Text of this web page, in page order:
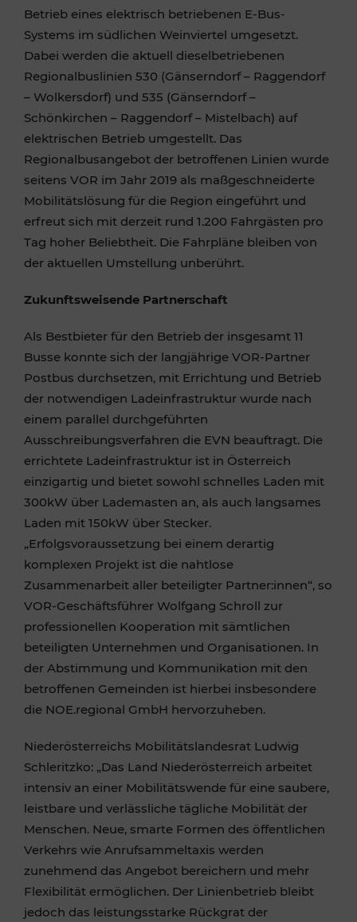
Betrieb eines elektrisch betriebenen E-Bus-
Systems im südlichen Weinviertel umgesetzt.
Dabei werden die aktuell dieselbetriebenen
Regionalbuslinien 530 (Gänserndorf – Raggendorf
– Wolkersdorf) und 535 (Gänserndorf –
Schönkirchen – Raggendorf – Mistelbach) auf
elektrischen Betrieb umgestellt. Das
Regionalbusangebot der betroffenen Linien wurde
seitens VOR im Jahr 2019 als maßgeschneiderte
Mobilitätslösung für die Region eingeführt und
erfreut sich mit derzeit rund 1.200 Fahrgästen pro
Tag hoher Beliebtheit. Die Fahrpläne bleiben von
der aktuellen Umstellung unberührt.
Zukunftsweisende Partnerschaft
Als Bestbieter für den Betrieb der insgesamt 11
Busse konnte sich der langjährige VOR-Partner
Postbus durchsetzen, mit Errichtung und Betrieb
der notwendigen Ladeinfrastruktur wurde nach
einem parallel durchgeführten
Ausschreibungsverfahren die EVN beauftragt. Die
errichtete Ladeinfrastruktur ist in Österreich
einzigartig und bietet sowohl schnelles Laden mit
300kW über Lademasten an, als auch langsames
Laden mit 150kW über Stecker.
„Erfolgsvoraussetzung bei einem derartig
komplexen Projekt ist die nahtlose
Zusammenarbeit aller beteiligter Partner:innen“, so
VOR-Geschäftsführer Wolfgang Schroll zur
professionellen Kooperation mit sämtlichen
beteiligten Unternehmen und Organisationen. In
der Abstimmung und Kommunikation mit den
betroffenen Gemeinden ist hierbei insbesondere
die NOE.regional GmbH hervorzuheben.
Niederösterreichs Mobilitätslandesrat Ludwig
Schleritzko: „Das Land Niederösterreich arbeitet
intensiv an einer Mobilitätswende für eine saubere,
leistbare und verlässliche tägliche Mobilität der
Menschen. Neue, smarte Formen des öffentlichen
Verkehrs wie Anrufsammeltaxis werden
zunehmend das Angebot bereichern und mehr
Flexibilität ermöglichen. Der Linienbetrieb bleibt
jedoch das leistungsstarke Rückgrat der